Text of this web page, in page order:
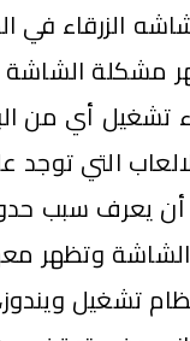
الزرقاء في
10، تظهر مشكلة
تشغيل أي من
التي توجد
أن يعرف سبب
وتظهر
تشغيل